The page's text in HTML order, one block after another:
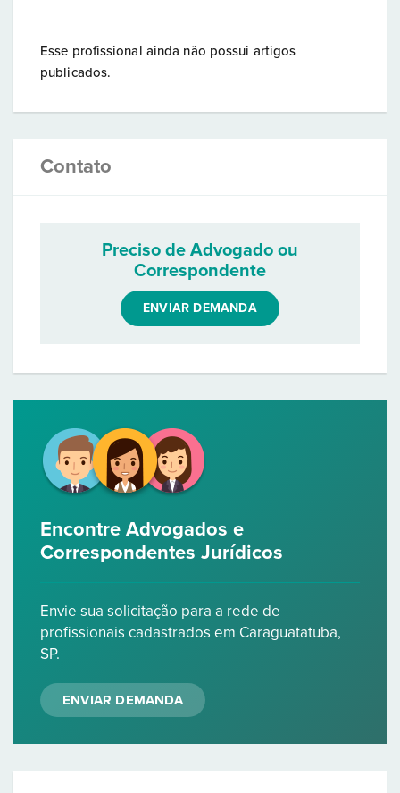
Esse profissional ainda não possui artigos
publicados.
Contato
Preciso de Advogado ou
Correspondente
ENVIAR DEMANDA
Encontre Advogados e
Correspondentes Jurídicos
Envie sua solicitação para a rede de
profissionais cadastrados em Caraguatatuba,
SP.
ENVIAR DEMANDA